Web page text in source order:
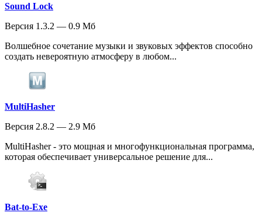
Sound Lock
Версия 1.3.2 — 0.9 Мб
Волшебное сочетание музыки и звуковых эффектов способно
создать невероятную атмосферу в любом...
MultiHasher
Версия 2.8.2 — 2.9 Мб
MultiHasher - это мощная и многофункциональная программа,
которая обеспечивает универсальное решение для...
Bat-to-Exe